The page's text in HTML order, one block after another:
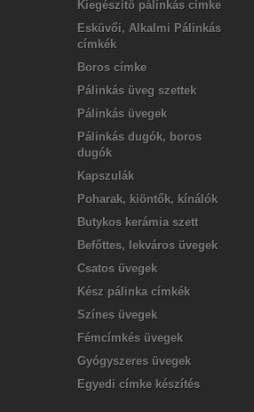
Kiegészítő pálinkás címke
Esküvői, Alkalmi Pálinkás
címkék
Boros címke
Pálinkás üveg szettek
Pálinkás üvegek
Pálinkás dugók, boros
dugók
Kapszulák
Poharak, kiöntők, kínálók
Butykos kerámia szett
Befőttes, lekváros üvegek
Csatos üvegek
Kész pálinka címkék
Színes üvegek
Fémcímkés üvegek
Gyógyszeres üvegek
Egyedi címke készítés